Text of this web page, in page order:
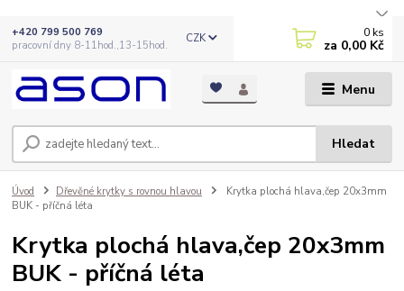
Menu
CZK
Hledat
+420 799 500 769
pracovní dny 8-11hod.,13-15hod.
0 ks
za 0,00 Kč
Úvod Dřevěné krytky s rovnou hlavou
Krytka plochá hlava,čep 20x3mm
BUK - příčná léta
Krytka plochá hlava,čep 20x3mm
BUK - příčná léta